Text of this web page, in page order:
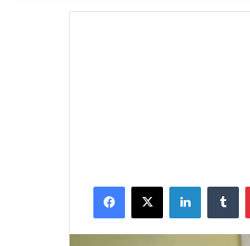
Facebook
X LinkedIn